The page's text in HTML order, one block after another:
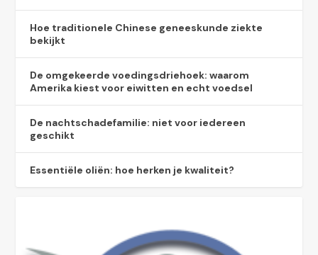
Hoe traditionele Chinese geneeskunde ziekte
bekijkt
De omgekeerde voedingsdriehoek: waarom
Amerika kiest voor eiwitten en echt voedsel
De nachtschadefamilie: niet voor iedereen
geschikt
Essentiële oliën: hoe herken je kwaliteit?